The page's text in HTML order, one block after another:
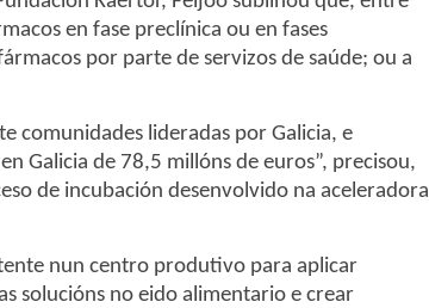
en fase preclínica ou en fases
por parte de servizos de saúde; ou a
comunidades lideradas por Galicia, e
Galicia de 78,5 millóns de euros”, precisou,
de incubación desenvolvido na aceleradora
nun centro produtivo para aplicar
solucións no eido alimentario e crear